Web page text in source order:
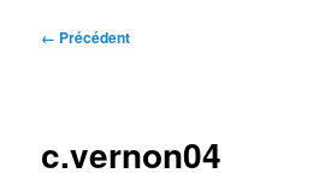
Navigation
← Précédent
c.vernon04